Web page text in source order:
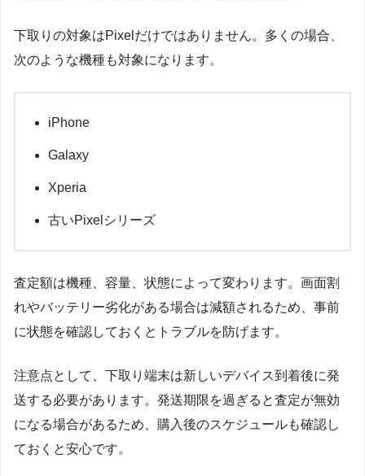
下取りの対象はPixelだけではありません。多くの場合、
次のような機種も対象になります。
iPhone
Galaxy
Xperia
古いPixelシリーズ
査定額は機種、容量、状態によって変わります。画面割
れやバッテリー劣化がある場合は減額されるため、事前
に状態を確認しておくとトラブルを防げます。
注意点として、下取り端末は新しいデバイス到着後に発
送する必要があります。発送期限を過ぎると査定が無効
になる場合があるため、購入後のスケジュールも確認し
ておくと安心です。